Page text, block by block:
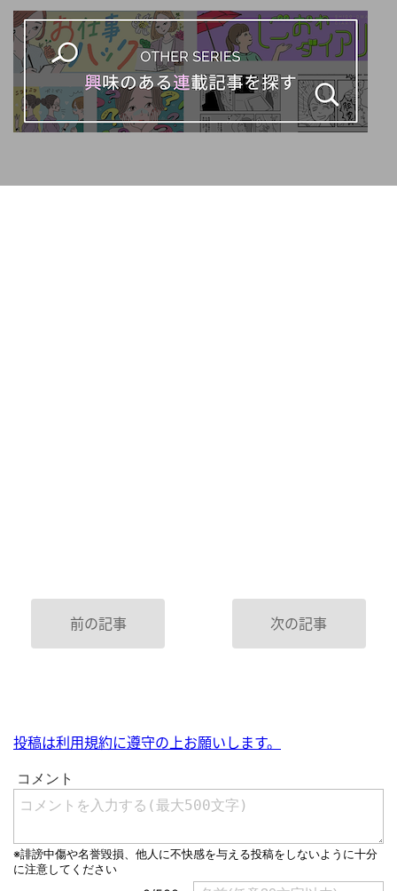
前の記事 次の記事
投稿は利用規約に遵守の上お願いします。